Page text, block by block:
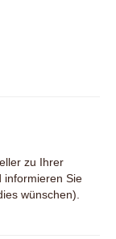
zu Ihrer
informieren Sie
wünschen).